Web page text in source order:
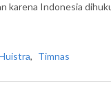
karena Indonesia
, Timnas